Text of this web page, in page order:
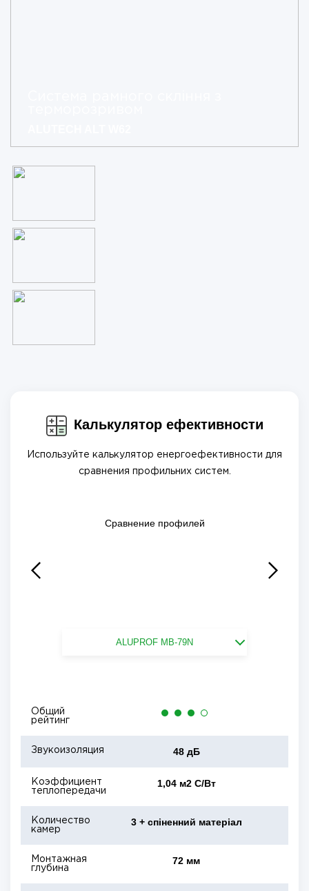
Калькулятор ефективности
Используйте калькулятор енергоефективности для
сравнения профильних систем.
Сравнение профилей
ALUPROF MB-79N
Общий
рейтинг
Звукоизоляция 48 дБ
Коэффициент
теплопередачи
1,04 м2 С/Вт
Количество
камер
3 + спіненний матеріал
Монтажная
глубина
72 мм